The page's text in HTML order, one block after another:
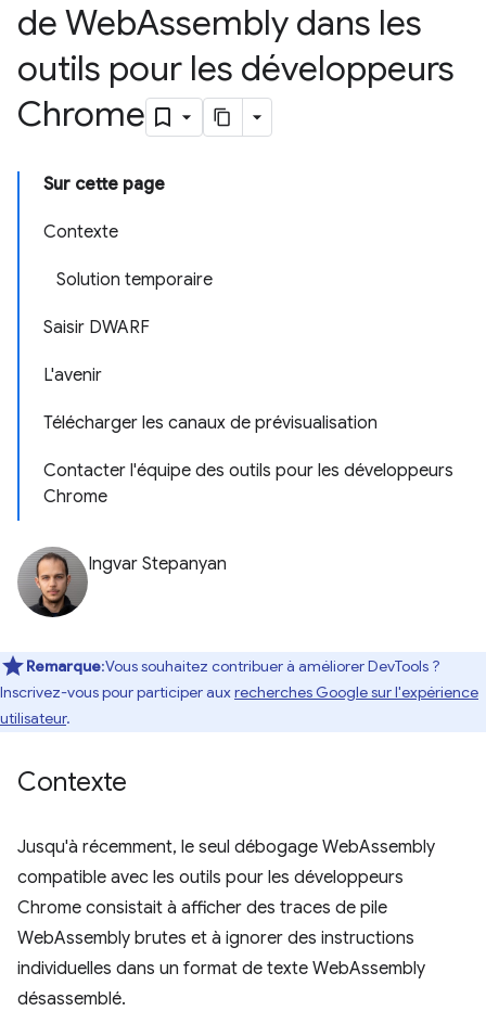
de WebAssembly dans les
outils pour les développeurs
Chrome
Sur cette page
Contexte
Solution temporaire
Saisir DWARF
L'avenir
Télécharger les canaux de prévisualisation
Contacter l'équipe des outils pour les développeurs
Chrome
Ingvar Stepanyan
Remarque:Vous souhaitez contribuer à améliorer DevTools ?
Inscrivez-vous pour participer auxrecherches Google sur l'expérience
utilisateur.
Contexte
Jusqu'à récemment, le seul débogage WebAssembly
compatible avec les outils pour les développeurs
Chrome consistait à afficher des traces de pile
WebAssembly brutes et à ignorer des instructions
individuelles dans un format de texte WebAssembly
désassemblé.